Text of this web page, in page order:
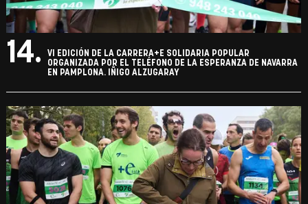
14.
VI EDICIÓN DE LA CARRERA+E SOLIDARIA POPULAR
ORGANIZADA POR EL TELÉFONO DE LA ESPERANZA DE NAVARRA
EN PAMPLONA. IÑIGO ALZUGARAY